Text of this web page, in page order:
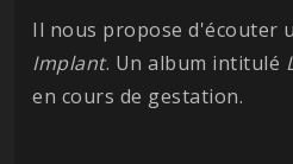
Il nous propose d'écouter
Implant. Un album intitulé
en cours de gestation.